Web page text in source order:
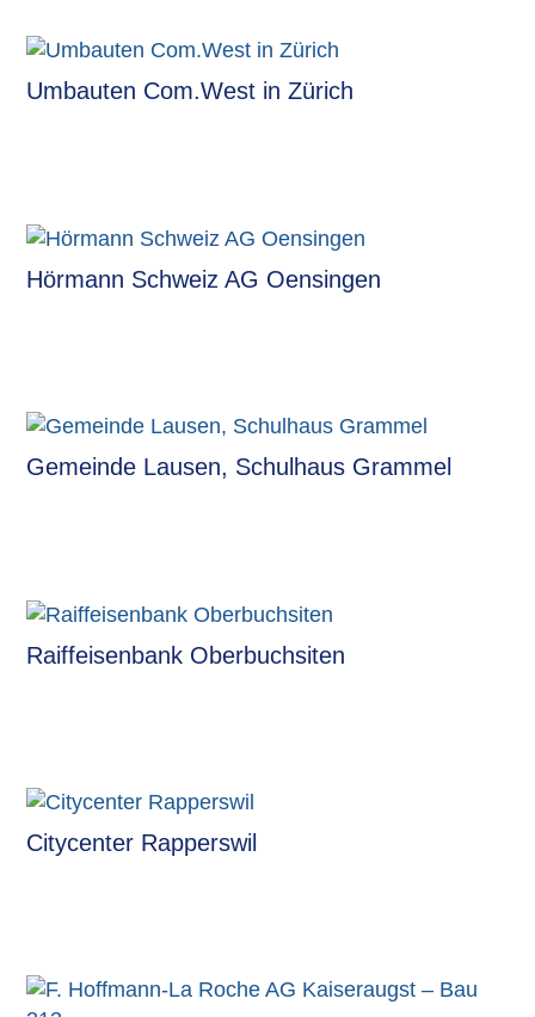
Umbauten Com.West in Zürich
Hörmann Schweiz AG Oensingen
Gemeinde Lausen, Schulhaus Grammel
Raiffeisenbank Oberbuchsiten
Citycenter Rapperswil